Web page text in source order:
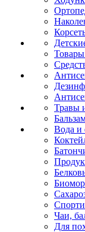
Травы
Вода и
Чаи,
Для